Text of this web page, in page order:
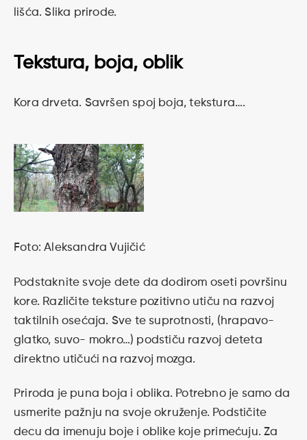
lišća. Slika prirode.
Tekstura, boja, oblik
Kora drveta. Savršen spoj boja, tekstura….
Foto: Aleksandra Vujičić
Podstaknite svoje dete da dodirom oseti površinu
kore. Različite teksture pozitivno utiču na razvoj
taktilnih osećaja. Sve te suprotnosti, (hrapavo-
glatko, suvo- mokro…) podstiču razvoj deteta
direktno utičući na razvoj mozga.
Priroda je puna boja i oblika. Potrebno je samo da
usmerite pažnju na svoje okruženje. Podstičite
decu da imenuju boje i oblike koje primećuju. Za